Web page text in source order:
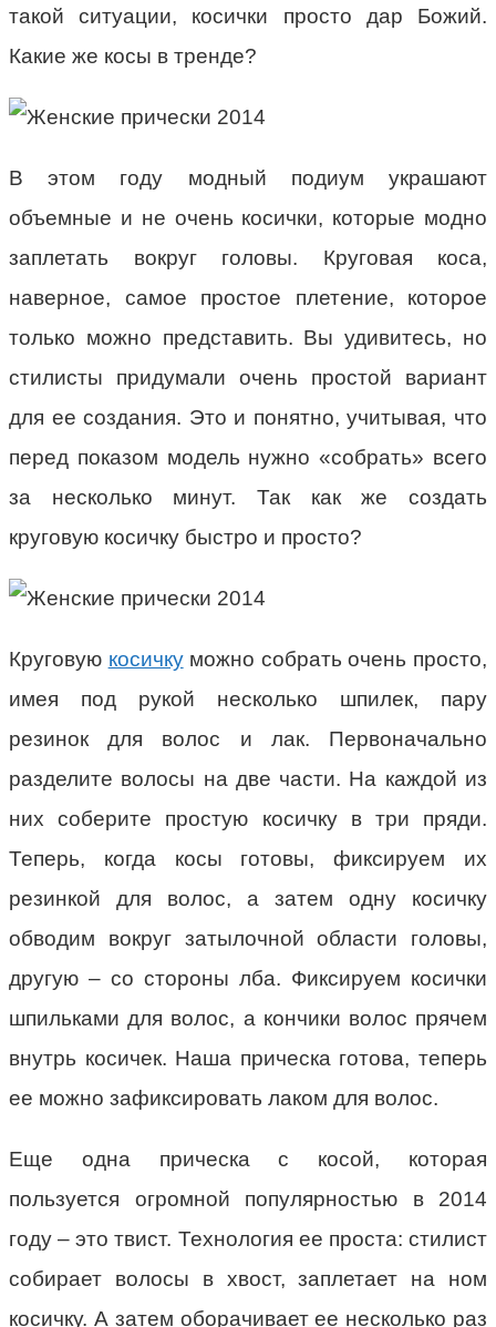
такой ситуации, косички просто дар Божий.
Какие же косы в тренде?
В этом году модный подиум украшают
объемные и не очень косички, которые модно
заплетать вокруг головы. Круговая коса,
наверное, самое простое плетение, которое
только можно представить. Вы удивитесь, но
стилисты придумали очень простой вариант
для ее создания. Это и понятно, учитывая, что
перед показом модель нужно «собрать» всего
за несколько минут. Так как же создать
круговую косичку быстро и просто?
Круговую косичкуможно собрать очень просто,
имея под рукой несколько шпилек, пару
резинок для волос и лак. Первоначально
разделите волосы на две части. На каждой из
них соберите простую косичку в три пряди.
Теперь, когда косы готовы, фиксируем их
резинкой для волос, а затем одну косичку
обводим вокруг затылочной области головы,
другую – со стороны лба. Фиксируем косички
шпильками для волос, а кончики волос прячем
внутрь косичек. Наша прическа готова, теперь
ее можно зафиксировать лаком для волос.
Еще одна прическа с косой, которая
пользуется огромной популярностью в 2014
году – это твист. Технология ее проста: стилист
собирает волосы в хвост, заплетает на ном
косичку. А затем оборачивает ее несколько раз